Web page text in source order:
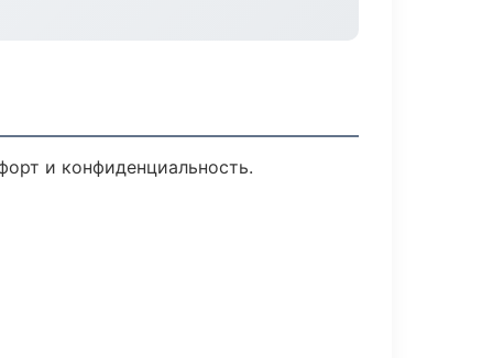
и конфиденциальность.